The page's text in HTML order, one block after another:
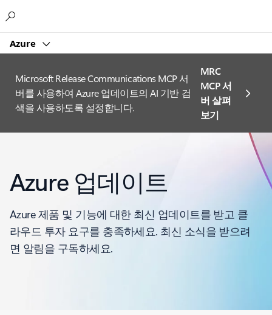
Azure
Microsoft Release Communications MCP 서
버를 사용하여 Azure 업데이트의 AI 기반 검
색을 사용하도록 설정합니다.
MRC
MCP 서
버 살펴
보기
Azure 업데이트
Azure 제품 및 기능에 대한 최신 업데이트를 받고 클
라우드 투자 요구를 충족하세요. 최신 소식을 받으려
면 알림을 구독하세요.